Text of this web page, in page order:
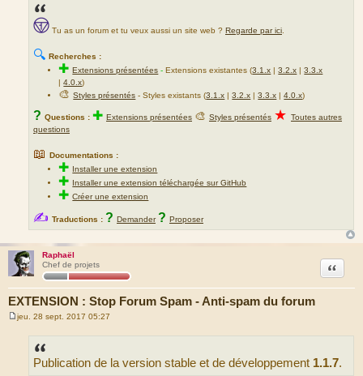
Tu as un forum et tu veux aussi un site web ? Regarde par ici
🔍 Recherches :
✚Extensions présentées -Extensions existantes (3.1.x |3.2.x |3.3.x
|4.0.x)
🎨Styles présentés - Styles existants (3.1.x |3.2.x |3.3.x |4.0.x)
? Questions : ✚ Extensions présentées 🎨 Styles présentés ★ Toutes autres
questions
📖 Documentations :
✚ Installer une extension
✚ Installer une extension téléchargée sur GitHub
✚Créer une extension
✍ Traductions : ? Demander ? Proposer
Raphaël
Chef de projets
EXTENSION : Stop Forum Spam - Anti-spam du forum
Citation
M
jeu. 28 sept. 2017 05:27
Publication de la version stable et de développement 1.1.7.